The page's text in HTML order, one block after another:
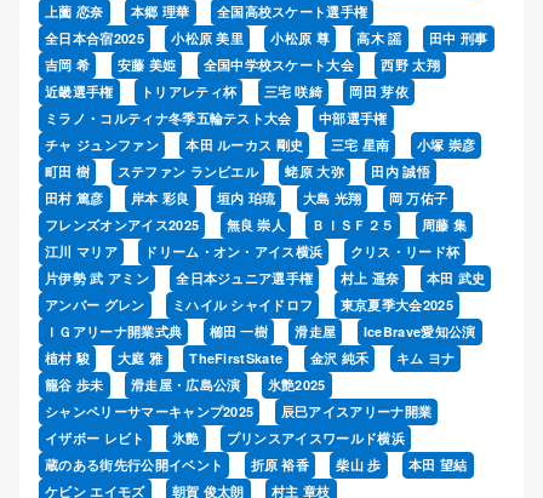
上薗 恋奈
本郷 理華
全国高校スケート選手権
全日本合宿2025
小松原 美里 小松原 尊 高木 謡
田中 刑事
吉岡 希
安藤 美姫 全国中学校スケート大会
西野 太翔
近畿選手権
トリアレティ杯 三宅 咲綺
岡田 芽依
ミラノ・コルティナ冬季五輪テスト大会
中部選手権
チャ ジュンファン
本田 ルーカス 剛史 三宅 星南
小塚 崇彦
町田 樹
ステファン ランビエル 蛯原 大弥
田内 誠悟
田村 篤彦
岸本 彩良 垣内 珀琉 大島 光翔
岡 万佑子
フレンズオンアイス2025
無良 崇人 ＢＩＳＦ２５
周藤 集
江川 マリア
ドリーム・オン・アイス横浜
クリス・リード杯
片伊勢 武 アミン
全日本ジュニア選手権 村上 遥奈
本田 武史
アンバー グレン
ミハイル シャイドロフ
東京夏季大会2025
ＩＧアリーナ開業式典
櫛田 一樹 滑走屋
IceBrave愛知公演
植村 駿
大庭 雅 TheFirstSkate 金沢 純禾
キム ヨナ
籠谷 歩未
滑走屋・広島公演
氷艶2025
シャンペリーサマーキャンプ2025
辰巳アイスアリーナ開業
イザボー レビト
氷艶
プリンスアイスワールド横浜
蔵のある街先行公開イベント
折原 裕香 柴山 歩
本田 望結
ケビン エイモズ
朝賀 俊太朗 村主 章枝